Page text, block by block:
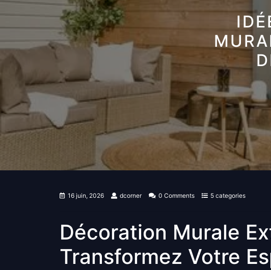
16 juin, 2026 dcorner 0 Comments 5 categories
Décoration Murale
Transformez Votre